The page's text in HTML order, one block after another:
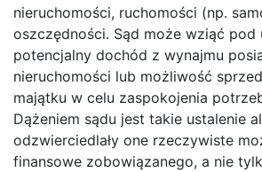
nieruchomości, ruchomości (np.
oszczędności. Sąd może wziąć pod
potencjalny dochód z wynajmu
nieruchomości lub możliwość
majątku w celu zaspokojenia
Dążeniem sądu jest takie ustalenie
odzwierciedlały one rzeczywiste
finansowe zobowiązanego, a nie